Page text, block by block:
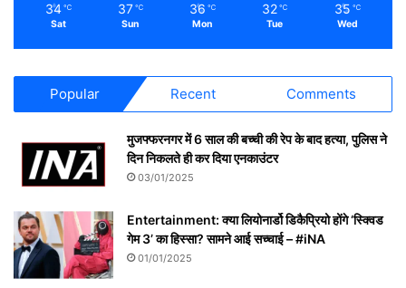
34 ℃
Sat
37 ℃
Sun
36 ℃
Mon
32 ℃
Tue
35 ℃
Wed
Popular Recent Comments
मुजफ्फरनगर में 6 साल की बच्ची की रेप के बाद हत्या, पुलिस ने
दिन निकलते ही कर दिया एनकाउंटर
03/01/2025
Entertainment: क्या लियोनार्डो डिकैप्रियो होंगे ‘स्क्विड
गेम 3’ का हिस्सा? सामने आई सच्चाई – #iNA
01/01/2025